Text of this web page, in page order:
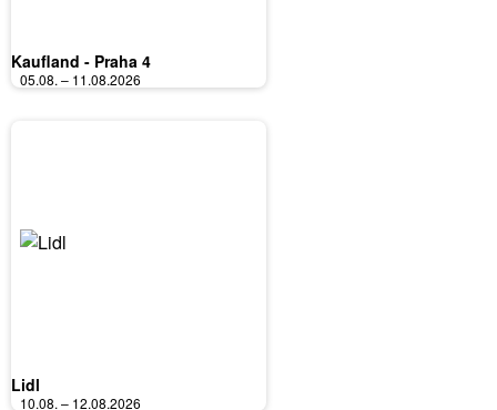
Kaufland - Praha 4
05.08. – 11.08.2026
Lidl
10.08. – 12.08.2026